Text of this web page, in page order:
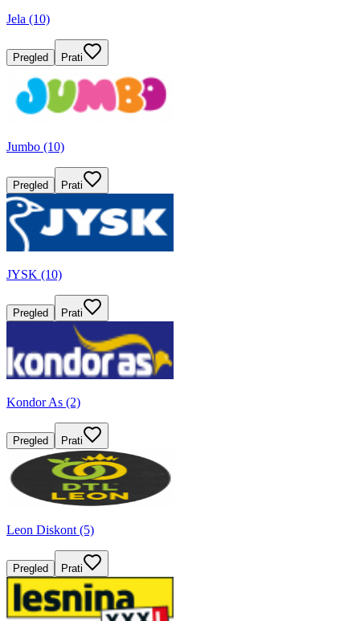
Jela (10)
Pregled Prati
Jumbo (10)
Pregled Prati
JYSK (10)
Pregled Prati
Kondor As (2)
Pregled Prati
Leon Diskont (5)
Pregled Prati